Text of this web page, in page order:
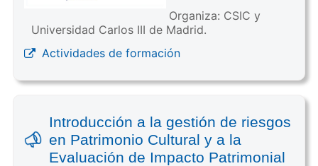
Organiza: CSIC y
Universidad Carlos III de Madrid.
Actividades de formación
Introducción a la gestión de riesgos
en Patrimonio Cultural y a la
Evaluación de Impacto Patrimonial